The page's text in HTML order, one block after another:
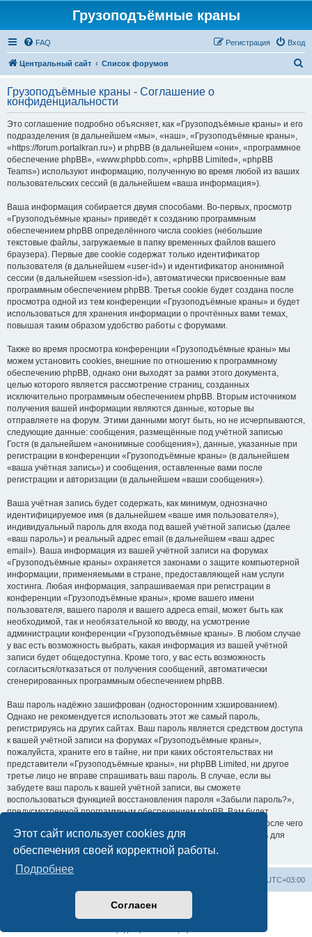
Этот сайт использует cookies для
обеспечения своей корректной работы.
Подробнее
Согласен
Грузоподъёмные краны
FAQ Вход
Регистрация
Центральный сайт Список форумов
с
Грузоподъёмные краны - Соглашение о
конфиденциальности
Это соглашение подробно объясняет, как «Грузоподъёмные краны» и его
подразделения (в дальнейшем «мы», «наш», «Грузоподъёмные краны»,
«https://forum.portalkran.ru») и phpBB (в дальнейшем «они», «программное
обеспечение phpBB», «www.phpbb.com», «phpBB Limited», «phpBB
Teams») используют информацию, полученную во время любой из ваших
пользовательских сессий (в дальнейшем «ваша информация»).
Ваша информация собирается двумя способами. Во-первых, просмотр
«Грузоподъёмные краны» приведёт к созданию программным
обеспечением phpBB определённого числа cookies (небольшие
текстовые файлы, загружаемые в папку временных файлов вашего
браузера). Первые две cookie содержат только идентификатор
пользователя (в дальнейшем «user-id») и идентификатор анонимной
сессии (в дальнейшем «session-id»), автоматически присвоенные вам
программным обеспечением phpBB. Третья cookie будет создана после
просмотра одной из тем конференции «Грузоподъёмные краны» и будет
использоваться для хранения информации о прочтённых вами темах,
повышая таким образом удобство работы с форумами.
Также во время просмотра конференции «Грузоподъёмные краны» мы
можем установить cookies, внешние по отношению к программному
обеспечению phpBB, однако они выходят за рамки этого документа,
целью которого является рассмотрение страниц, созданных
исключительно программным обеспечением phpBB. Вторым источником
получения вашей информации являются данные, которые вы
отправляете на форум. Этими данными могут быть, но не исчерпываются,
следующие данные: сообщения, размещённые под учётной записью
Гостя (в дальнейшем «анонимные сообщения»), данные, указанные при
регистрации в конференции «Грузоподъёмные краны» (в дальнейшем
«ваша учётная запись») и сообщения, оставленные вами после
регистрации и авторизации (в дальнейшем «ваши сообщения»).
Ваша учётная запись будет содержать, как минимум, однозначно
идентифицируемое имя (в дальнейшем «ваше имя пользователя»),
индивидуальный пароль для входа под вашей учётной записью (далее
«ваш пароль») и реальный адрес email (в дальнейшем «ваш адрес
email»). Ваша информация из вашей учётной записи на форумах
«Грузоподъёмные краны» охраняется законами о защите компьютерной
информации, применяемыми в стране, предоставляющей нам услуги
хостинга. Любая информация, запрашиваемая при регистрации в
конференции «Грузоподъёмные краны», кроме вашего имени
пользователя, вашего пароля и вашего адреса email, может быть как
необходимой, так и необязательной ко вводу, на усмотрение
администрации конференции «Грузоподъёмные краны». В любом случае
у вас есть возможность выбрать, какая информация из вашей учётной
записи будет общедоступна. Кроме того, у вас есть возможность
согласиться/отказаться от получения сообщений, автоматически
сгенерированных программным обеспечением phpBB.
Ваш пароль надёжно зашифрован (односторонним хэшированием).
Однако не рекомендуется использовать этот же самый пароль,
регистрируясь на других сайтах. Ваш пароль является средством доступа
к вашей учётной записи на форумах «Грузоподъёмные краны»,
пожалуйста, храните его в тайне, ни при каких обстоятельствах ни
представители «Грузоподъёмные краны», ни phpBB Limited, ни другое
третье лицо не вправе спрашивать ваш пароль. В случае, если вы
забудете ваш пароль к вашей учётной записи, вы сможете
воспользоваться функцией восстановления пароля «Забыли пароль?»,
предусмотренной программным обеспечением phpBB. Вам будет
необходимо ввести ваше имя пользователя и ваш адрес email, после чего
программное обеспечение phpBB сгенерирует вам новый пароль для
вашей учётной записи.
UTC+03:00
Создано на основеphpBB® Forum Software © phpBB Limited
Русская поддержка phpBB